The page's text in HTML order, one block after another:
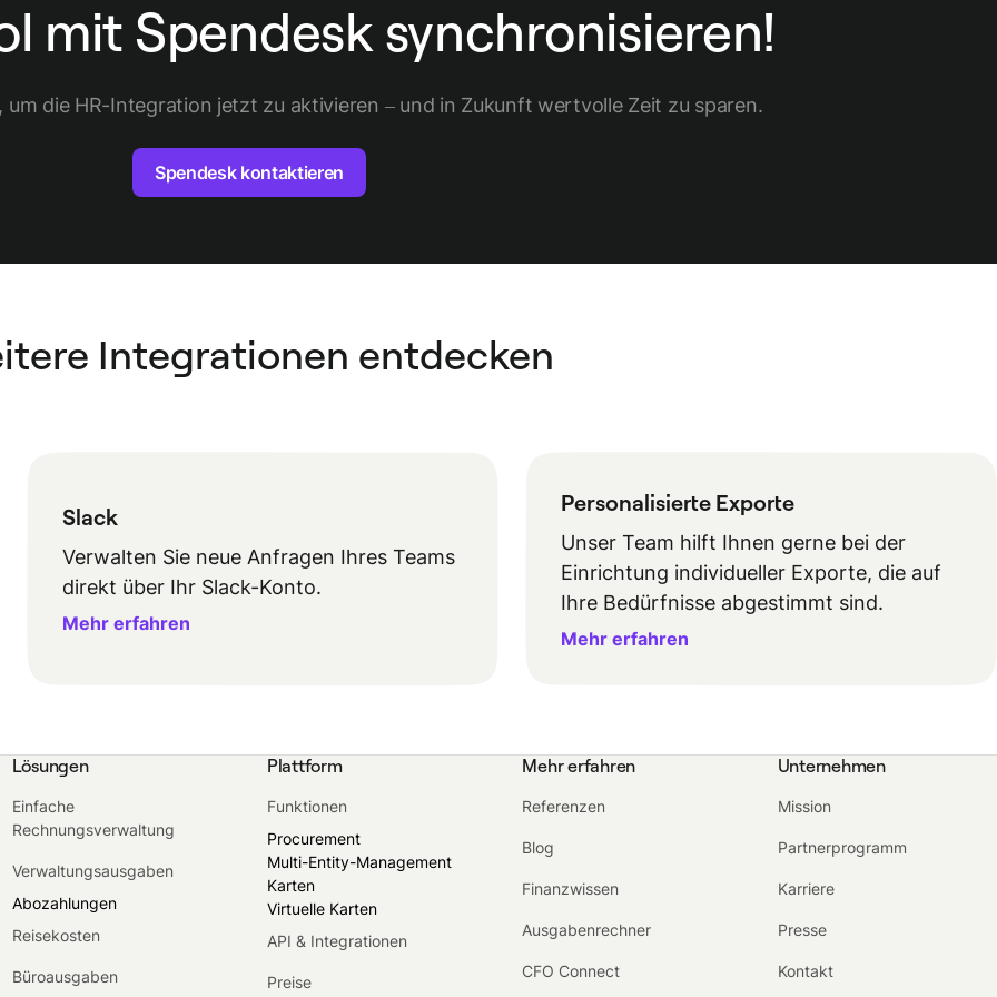
mit Spendesk synchronisieren!
um die HR-Integration jetzt zu aktivieren – und in Zukunft wertvolle Zeit zu sparen.
Spendesk kontaktieren
Integrationen entdecken
Slack
Verwalten Sie neue Anfragen Ihres Teams
direkt über Ihr Slack-Konto.
Mehr erfahren
Personalisierte Exporte
Unser Team hilft Ihnen gerne bei der
Einrichtung individueller Exporte, die auf
Ihre Bedürfnisse abgestimmt sind.
Mehr erfahren
Lösungen
Einfache
Rechnungsverwaltung
Verwaltungsausgaben
Abozahlungen
Reisekosten
Büroausgaben
Plattform
Funktionen
Procurement
Multi-Entity-Management
Karten
Virtuelle Karten
API & Integrationen
Preise
Mehr erfahren
Referenzen
Blog
Finanzwissen
Ausgabenrechner
CFO Connect
Unternehmen
Mission
Partnerprogramm
Karriere
Presse
Kontakt